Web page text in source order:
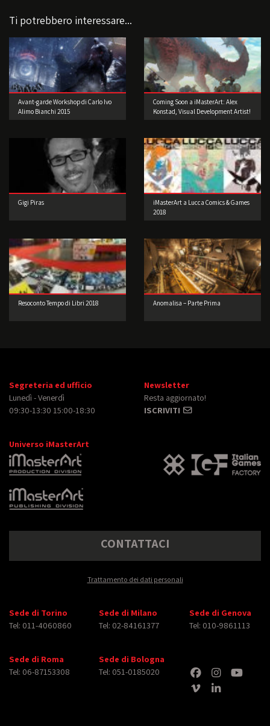
Ti potrebbero interessare...
Avant-garde Workshop di Carlo Ivo
Alimo Bianchi 2015
Coming Soon a iMasterArt: Alex
Konstad, Visual Development Artist!
Gigi Piras
iMasterArt a Lucca Comics & Games
2018
Resoconto Tempo di Libri 2018 Anomalisa – Parte Prima
Segreteria ed ufficio
Lunedì - Venerdì
09:30-13:30 15:00-18:30
Newsletter
Resta aggiornato!
ISCRIVITI
Universo iMasterArt
CONTATTACI
Trattamento dei dati personali
Sede di Torino
Tel: 011-4060860
Sede di Milano
Tel: 02-84161377
Sede di Genova
Tel: 010-9861113
Sede di Roma
Tel: 06-87153308
Sede di Bologna
Tel: 051-0185020